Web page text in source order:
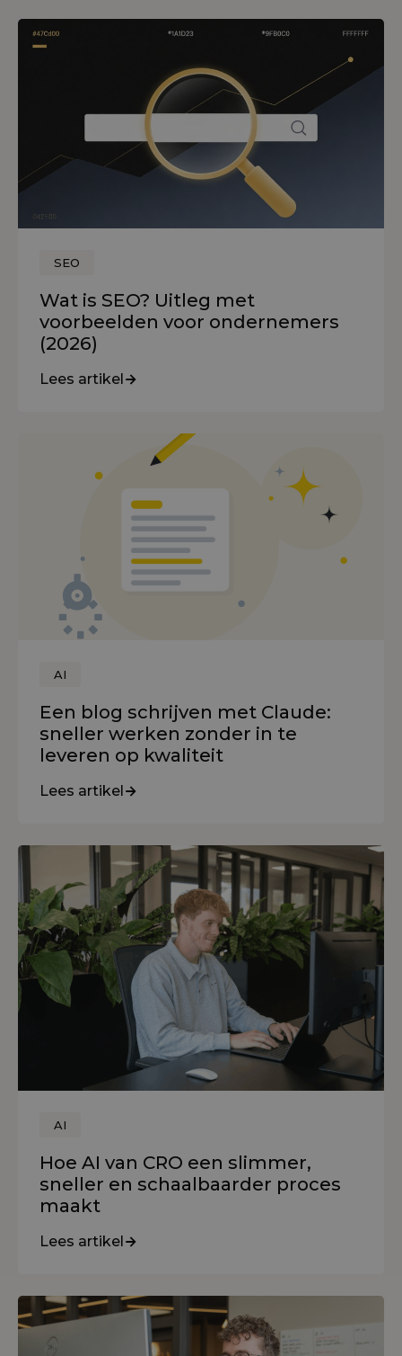
SEO
Wat is SEO? Uitleg met
voorbeelden voor ondernemers
(2026)
Lees artikel
AI
Een blog schrijven met Claude:
sneller werken zonder in te
leveren op kwaliteit
Lees artikel
AI
Hoe AI van CRO een slimmer,
sneller en schaalbaarder proces
maakt
Lees artikel